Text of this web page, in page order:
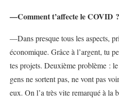
—Comment t’affecte le COVID ?
—Dans presque tous les aspects,
économique. Grâce à l’argent, tu
tes projets. Deuxième problème :
gens ne sortent pas, ne vont pas
eux. On l’a très vite remarqué à la